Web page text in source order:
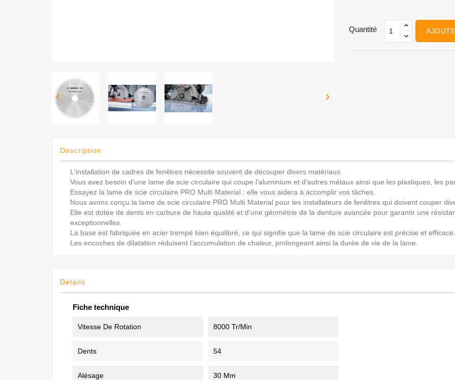
 
Quantité
Description
L'installation de cadres de fenêtres nécessite souvent de découper divers matériaux.
Vous avez besoin d'une lame de scie circulaire qui coupe l'aluminium et d'autres métaux ainsi que les plastiques, les
Essayez la lame de scie circulaire PRO Multi Material : elle vous aidera à accomplir vos tâches.
Nous avons conçu la lame de scie circulaire PRO Multi Material pour les installateurs de fenêtres qui doivent couper
Elle est dotée de dents en carbure de haute qualité et d'une géométrie de la denture avancée pour garantir une
exceptionnelles.
La base est fabriquée en acier trempé bien équilibré, ce qui signifie que la lame de scie circulaire est précise et efficace.
Les encoches de dilatation réduisent l'accumulation de chaleur, prolongeant ainsi la durée de vie de la lame.
Détails
Fiche technique
Vitesse De Rotation 8000 Tr/min
Dents 54
Alésage 30 Mm